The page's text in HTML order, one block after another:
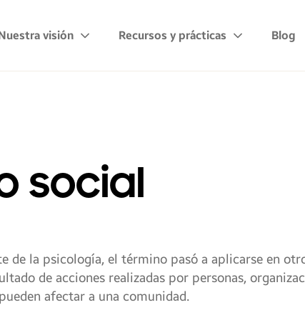
visión Recursos y prácticas Blog
social
de la psicología, el término pasó a aplicarse en
de acciones realizadas por personas,
afectar a una comunidad.